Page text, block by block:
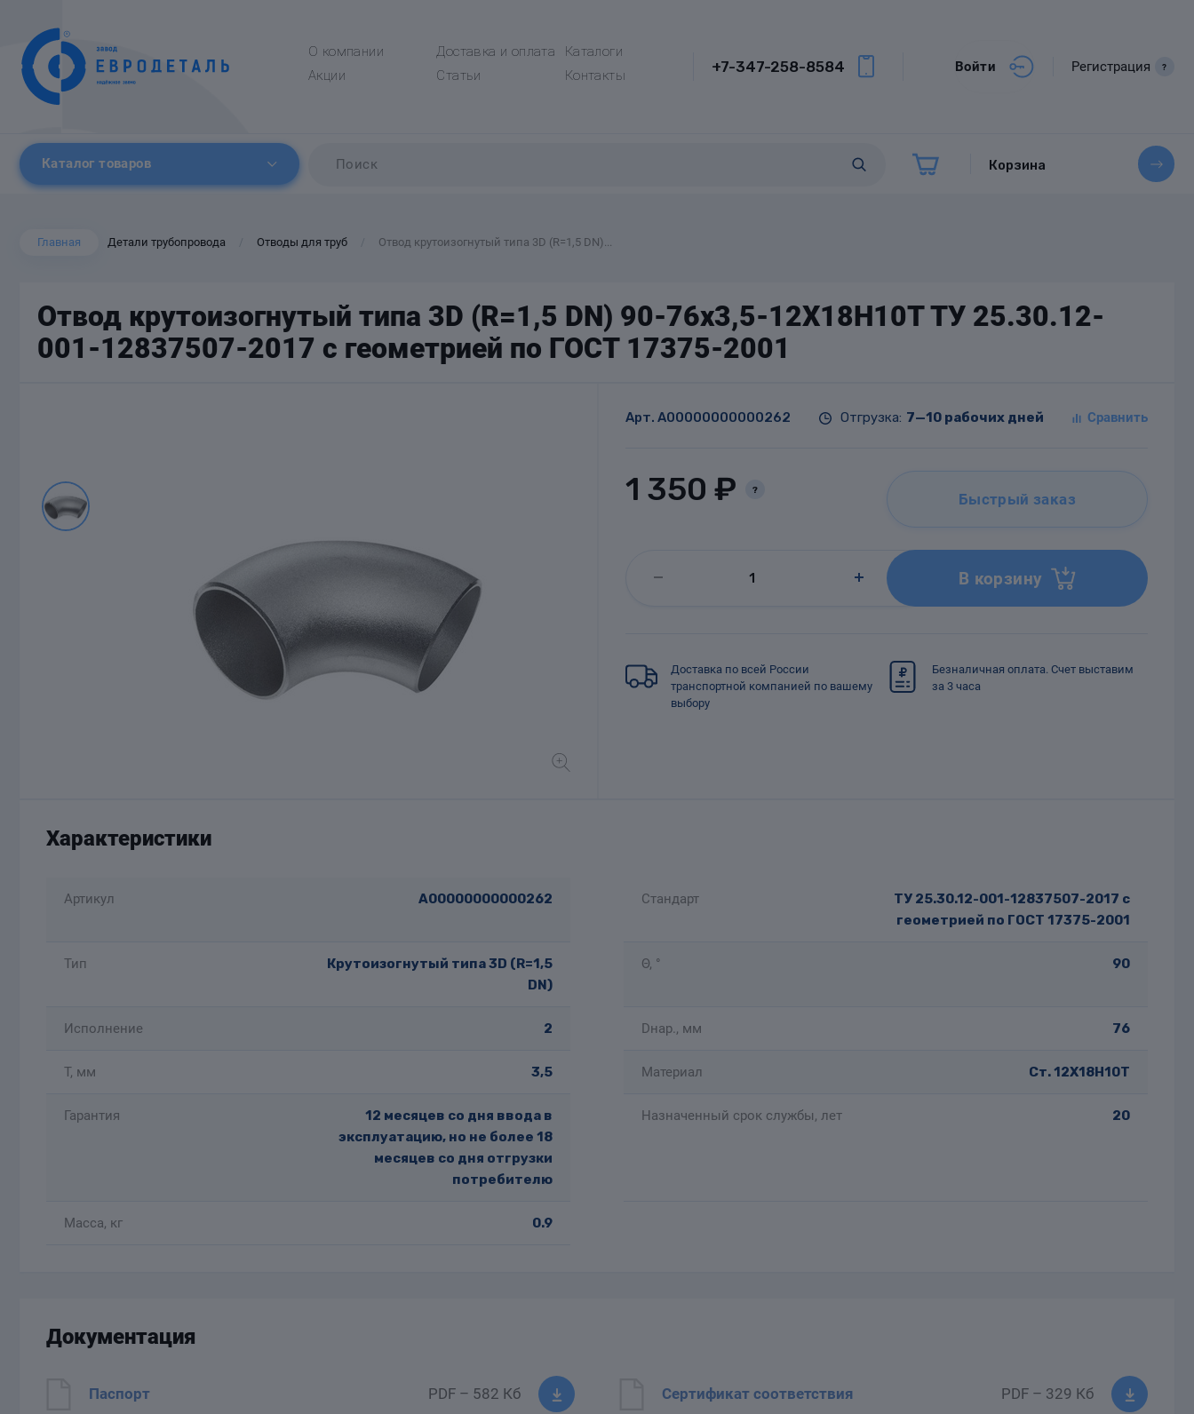
О компании Доставка и оплата
Каталоги
Акции
Статьи Контакты
+7-347-258-8584 Войти Регистрация ?
Каталог товаров Корзина
Главная Детали трубопровода Отводы для труб Отвод крутоизогнутый типа 3D (R=1,5 DN)...
Отвод крутоизогнутый типа 3D (R=1,5 DN) 90-76х3,5-12Х18Н10Т ТУ 25.30.12-
001-12837507-2017 с геометрией по ГОСТ 17375-2001
Арт. A00000000000262 Отгрузка: 7—10 рабочих дней
1 350 ₽ ? Быстрый заказ
В корзину
Доставка по всей России
транспортной компанией по вашему
выбору
Безналичная оплата. Счет выставим
за 3 часа
Характеристики
Артикул A00000000000262 Стандарт
ТУ 25.30.12-001-12837507-2017 с
геометрией по ГОСТ 17375-2001
Тип
Крутоизогнутый типа 3D (R=1,5
DN)
Θ, ° 90
Исполнение 2 Dнар., мм 76
T, мм 3,5 Материал Ст. 12Х18Н10Т
Гарантия
12 месяцев со дня ввода в
эксплуатацию, но не более 18
месяцев со дня отгрузки
потребителю
Назначенный срок службы, лет 20
Масса, кг 0.9
Документация
Паспорт PDF – 582 Кб Сертификат соответствия PDF – 329 Кб